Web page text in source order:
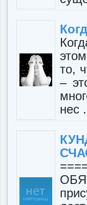
то,
–
нес